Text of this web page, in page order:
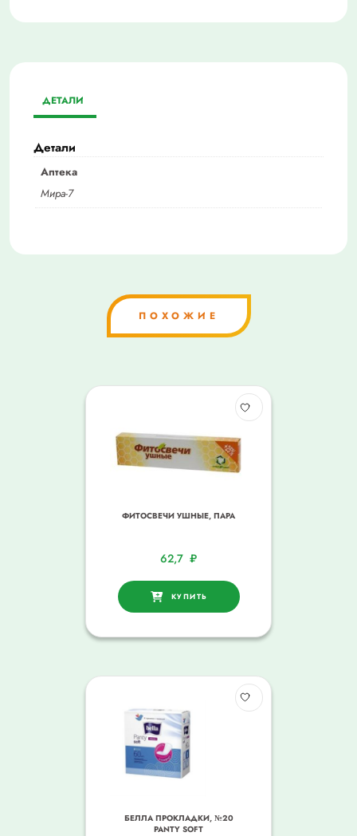
ДЕТАЛИ
Детали
Аптека
Мира-7
ПОХОЖИЕ
ФИТОСВЕЧИ УШНЫЕ, ПАРА
62,7 ₽
КУПИТЬ
БЕЛЛА ПРОКЛАДКИ, №20
PANTY SOFT